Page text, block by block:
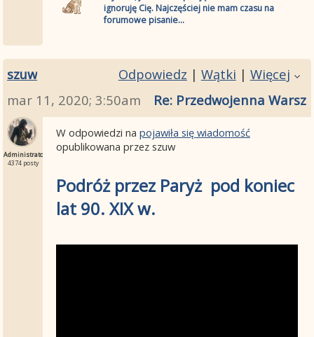
ignoruję Cię. Najczęściej nie mam czasu na
forumowe pisanie...
szuw Odpowiedz | Wątki | Więcej
mar 11, 2020; 3:50am
Re: Przedwojenna
Administrator
4374 posty
W odpowiedzi na pojawiła się wiadomość
opublikowana przez szuw
Podróż przez Paryż pod koniec
lat 90. XIX w.